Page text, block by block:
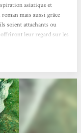
asiatique et
mais aussi grâce
soient attachants ou
offriront leur regard sur les
qu’un ruisselet dans